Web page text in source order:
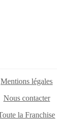
Mentions légales
Nous contacter
la Franchise